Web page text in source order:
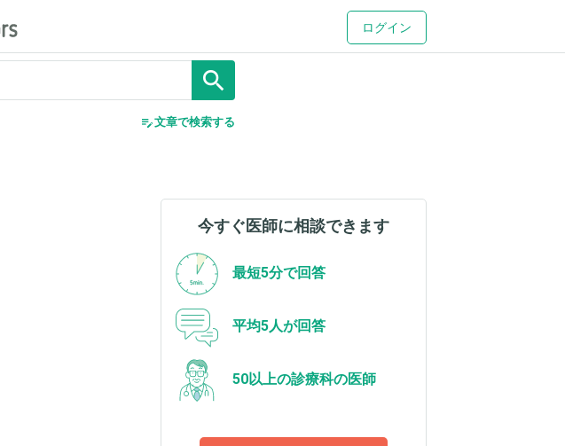
ログイン
search
edit_note文章で検索する
今すぐ医師に相談できます
最短5分で回答
平均5人が回答
50以上の診療科の医師